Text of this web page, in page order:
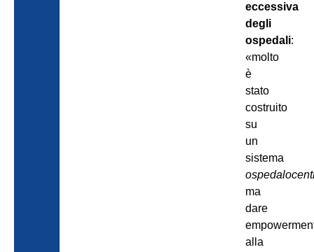
eccessiva
degli
ospedali:
«molto
è
stato
costruito
su
un
sistema
ma
dare
alla